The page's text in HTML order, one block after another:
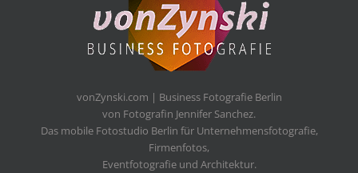
vonZynski.com | Business Fotografie Berlin
von Fotografin Jennifer Sanchez.
Das mobile Fotostudio Berlin für Unternehmensfotografie,
Firmenfotos,
Eventfotografie und Architektur.